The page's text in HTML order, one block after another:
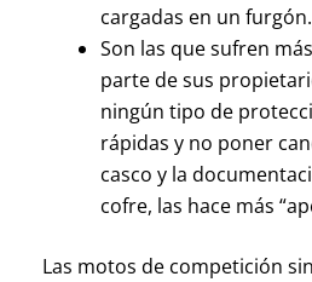
cargadas en un furgón.
Son las que sufren
parte de sus
ningún tipo de
rápidas y no poner
casco y la
cofre, las hace más
Las motos de competición